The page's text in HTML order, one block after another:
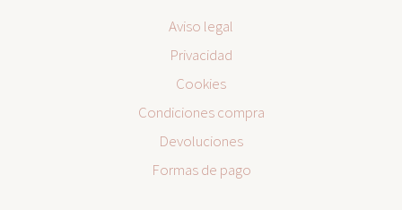
Aviso legal
Privacidad
Cookies
Condiciones compra
Devoluciones
Formas de pago